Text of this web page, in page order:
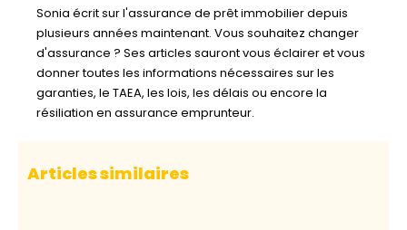
Sonia écrit sur l'assurance de prêt immobilier depuis
plusieurs années maintenant. Vous souhaitez changer
d'assurance ? Ses articles sauront vous éclairer et vous
donner toutes les informations nécessaires sur les
garanties, le TAEA, les lois, les délais ou encore la
résiliation en assurance emprunteur.
Articles similaires